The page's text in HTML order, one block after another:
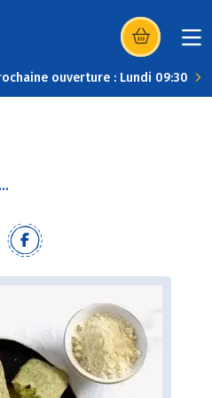
(s’ouvre dans
ouverture : Lundi 09:30